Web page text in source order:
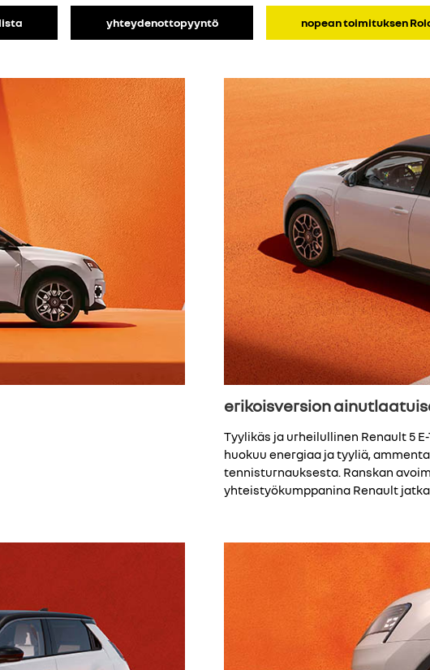
yhteydenottopyyntö nopean toimituksen
erikoisversion
Tyylikäs ja urheilullinen Renault 5
huokuu energiaa ja tyyliä,
tennisturnauksesta. Ranskan
yhteistyökumppanina Renault